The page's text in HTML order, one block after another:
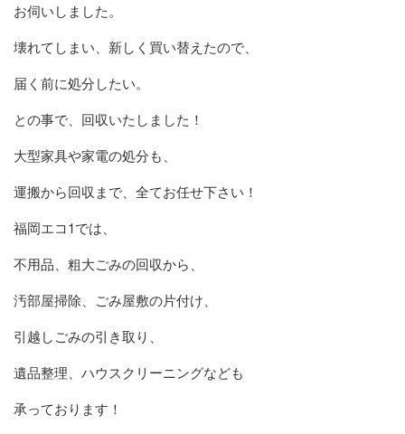
お伺いしました。
壊れてしまい、新しく買い替えたので、
届く前に処分したい。
との事で、回収いたしました！
大型家具や家電の処分も、
運搬から回収まで、全てお任せ下さい！
福岡エコ1では、
不用品、粗大ごみの回収から、
汚部屋掃除、ごみ屋敷の片付け、
引越しごみの引き取り、
遺品整理、ハウスクリーニングなども
承っております！